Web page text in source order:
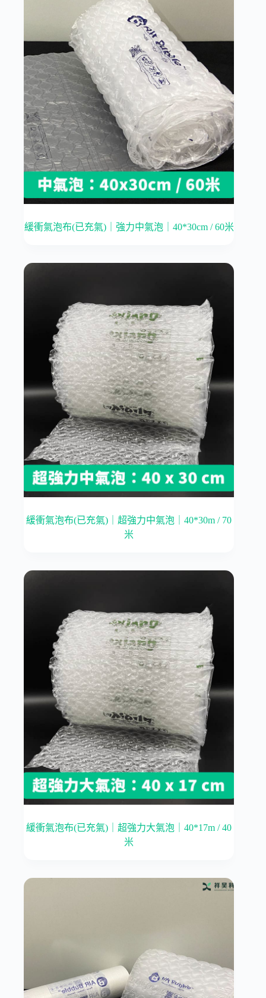
緩衝氣泡布(已充氣)｜強力中氣泡｜40*30cm / 60米
緩衝氣泡布(已充氣)｜超強力中氣泡｜40*30m / 70
米
緩衝氣泡布(已充氣)｜超強力大氣泡｜40*17m / 40
米